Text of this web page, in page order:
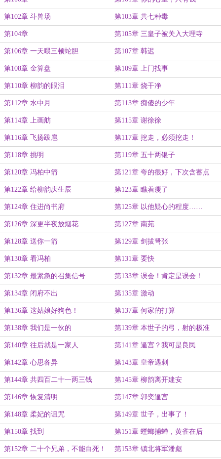
第102章 斗兽场 第103章 共七种毒
第104章 第105章 三皇子被关入大理寺
第106章 一天喂三顿蛇胆 第107章 韩迟
第108章 金算盘 第109章 上门找事
第110章 柳韵的眼泪 第111章 烧干净
第112章 水中月 第113章 痴傻的少年
第114章 上画舫 第115章 谢徐徐
第116章 飞扬跋扈 第117章 挖走，必须挖走！
第118章 挑明 第119章 五十两银子
第120章 冯柏中箭 第121章 夸的很好，下次含蓄点
第122章 给柳韵庆生辰 第123章 瞧着瘦了
第124章 住进尚书府 第125章 以他疑心的程度……
第126章 深更半夜放烟花 第127章 南苑
第128章 送你一箭 第129章 剑拔弩张
第130章 看冯柏 第131章 要快
第132章 最紧急的召集信号 第133章 误会！肯定是误会！
第134章 闭府不出 第135章 激动
第136章 这姑娘好狗色！ 第137章 何家的打算
第138章 我们是一伙的 第139章 本世子的弓，射的极准
第140章 往后就是一家人 第141章 逼宫？我可是良民
第142章 心思各异 第143章 皇帝遇刺
第144章 共四百二十一两三钱 第145章 柳韵离开建安
第146章 恢复清明 第147章 郭奕逼宫
第148章 柔妃的诅咒 第149章 世子，出事了！
第150章 找到 第151章 螳螂捕蝉，黄雀在后
第152章 二十个兄弟，不能白死！ 第153章 镇北将军潘彪